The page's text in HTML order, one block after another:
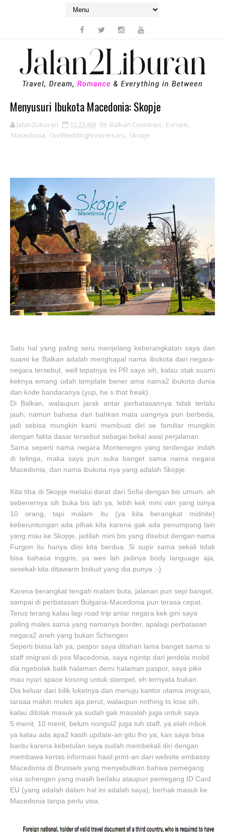
Menyusuri Ibukota Macedonia: Skopje
Jalan2Liburan 12:23 AM Balkan Countries, Europe,
Macedonia, OurWeddingAnniversary, Skopje
Satu hal yang paling seru menjelang keberangkatan saya dan
suami ke Balkan adalah menghapal nama ibukota dari negara-
negara tersebut, well tepatnya ini PR saya sih, kalau otak suami
keknya emang udah template bener ama nama2 ibukota dunia
dan kode bandaranya (yup, he s that freak).
Di Balkan, walaupun jarak antar perbatasannya tidak terlalu
jauh, namun bahasa dan bahkan mata uangnya pun berbeda,
jadi sebisa mungkin kami membuat diri se familiar mungkin
dengan fakta dasar tersebut sebagai bekal awal perjalanan.
Sama seperti nama negara Montenegro yang terdengar indah
di telinga, maka saya pun suka banget sama nama negara
Macedonia, dan nama ibukota nya yang adalah Skopje.
Kita tiba di Skopje melalui darat dari Sofia dengan bis umum, ah
sebenernya sih buka bis lah ya, lebih kek mini van yang isinya
10 orang, tapi malam itu (ya kita berangkat midnite)
keberuntungan ada pihak kita karena gak ada penumpang lain
yang mau ke Skopje, jadilah mini bis yang disebut dengan nama
Furgon itu hanya diisi kita berdua. Si supir sama sekali tidak
bisa bahasa inggris, ya wes lah jadinya body language aja,
sesekali kita ditawarin biskuit yang dia punya :-)
Karena berangkat tengah malam buta, jalanan pun sepi banget,
sampai di perbatasan Bulgaria-Macedonia pun terasa cepat.
Terus terang kalau lagi road trip antar negara kek gini saya
paling males sama yang namanya border, apalagi perbatasan
negara2 aneh yang bukan Schengen.
Seperti biasa lah ya, paspor saya ditahan lama banget sama si
staff imigrasi di pos Macedonia, saya ngintip dari jendela mobil
dia ngebolak balik halaman demi halaman paspor, saya pikir
mau nyari space kosong untuk stempel, eh ternyata bukan.
Dia keluar dari bilik loketnya dan menuju kantor utama imigrasi,
taraaa makin mules aja perut, walaupun nothing to lose sih,
kalau ditolak masuk ya sudah gak masalah juga untuk saya.
5 menit, 10 menit, belum nongol2 juga tuh staff, ya elah mbok
ya kalau ada apa2 kasih update-an gitu lho ya, kan saya bisa
bantu karena kebetulan saya sudah membekali diri dengan
membawa kertas informasi hasil print-an dari website embassy
Macedonia di Brussels yang menyebutkan bahwa pemegang
visa schengen yang masih berlaku ataupun pemegang ID Card
EU (yang adalah dalam hal ini adalah saya), berhak masuk ke
Macedonia tanpa perlu visa.